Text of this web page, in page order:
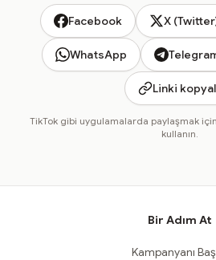
Facebook X
WhatsApp
Linki
TikTok gibi uygulamalarda paylaşmak
kullanın.
Bir Adım At
Kampanyanı